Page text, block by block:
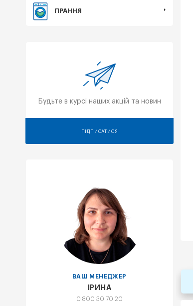
ПРАННЯ
Будьте в курсі наших акцій та новин
ПІДПИСАТИСЯ
ВАШ МЕНЕДЖЕР
ІРИНА
0 800 30 70 20